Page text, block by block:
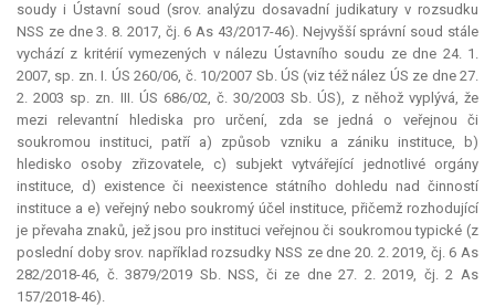
soudy i Ústavní soud (srov. analýzu dosavadní judikatury v rozsudku
NSS ze dne 3. 8. 2017, čj. 6 As 43/2017-46). Nejvyšší správní soud stále
vychází z kritérií vymezených v nálezu Ústavního soudu ze dne 24. 1.
2007, sp. zn. I. ÚS 260/06, č. 10/2007 Sb. ÚS (viz též nález ÚS ze dne 27.
2. 2003 sp. zn. III. ÚS 686/02, č. 30/2003 Sb. ÚS), z něhož vyplývá, že
mezirelevantní hlediska pro určení, zda se jedná o veřejnou či
soukromou instituci, patří a) způsob vzniku a zániku instituce, b)
hledisko osoby zřizovatele, c) subjekt vytvářející jednotlivé orgány
instituce, d) existence či neexistence státního dohledu nad činností
instituce a e) veřejný nebo soukromý účel instituce, přičemž rozhodující
je převaha znaků, jež jsou pro instituci veřejnou či soukromou typické (z
poslední doby srov. například rozsudky NSS ze dne 20. 2. 2019, čj. 6 As
282/2018-46, č. 3879/2019 Sb. NSS, či ze dne 27. 2. 2019, čj. 2 As
157/2018-46).